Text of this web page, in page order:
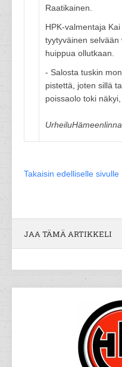
Raatikainen.
HPK-valmentaja
tyytyväinen selvään
huippua ollutkaan.
- Salosta tuskin
pistettä, joten sillä
poissaolo toki
UrheiluHämeenlinna
Takaisin edelliselle sivulle
JAA TÄMÄ ARTIKKELI